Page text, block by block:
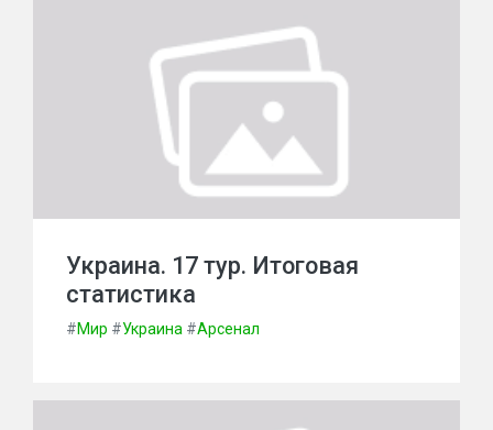
Украина. 17 тур. Итоговая
статистика
#Мир #Украина #Арсенал